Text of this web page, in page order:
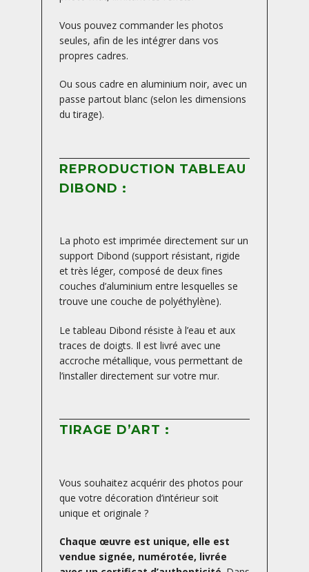
Vous pouvez commander les photos
seules, afin de les intégrer dans vos
propres cadres.
Ou sous cadre en aluminium noir, avec un
passe partout blanc (selon les dimensions
du tirage).
REPRODUCTION TABLEAU
DIBOND :
La photo est imprimée directement sur un
support Dibond (support résistant, rigide
et très léger, composé de deux fines
couches d’aluminium entre lesquelles se
trouve une couche de polyéthylène).
Le tableau Dibond résiste à l’eau et aux
traces de doigts. Il est livré avec une
accroche métallique, vous permettant de
l’installer directement sur votre mur.
TIRAGE D’ART :
Vous souhaitez acquérir des photos pour
que votre décoration d’intérieur soit
unique et originale ?
Chaque œuvre est unique, elle est
vendue signée, numérotée, livrée